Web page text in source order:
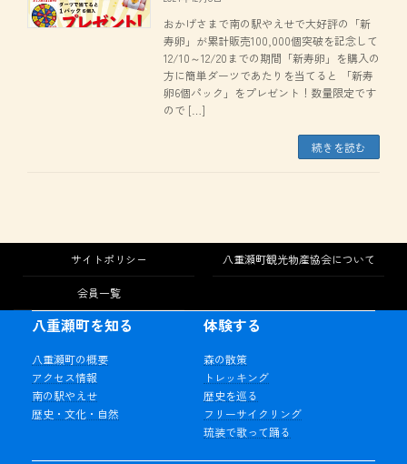
おかげさまで南の駅やえせで大好評の「新
寿卵」が累計販売100,000個突破を記念して
12/10～12/20までの期間「新寿卵」を購入の
方に簡単ダーツであたりを当てると 「新寿
卵6個パック」をプレゼント！数量限定です
ので […]
続きを読む
サイトポリシー 八重瀬町観光物産協会について
会員一覧
八重瀬町を知る
八重瀬町の概要
アクセス情報
南の駅やえせ
歴史・文化・自然
体験する
森の散策
トレッキング
歴史を巡る
フリーサイクリング
琉装で歌って踊る